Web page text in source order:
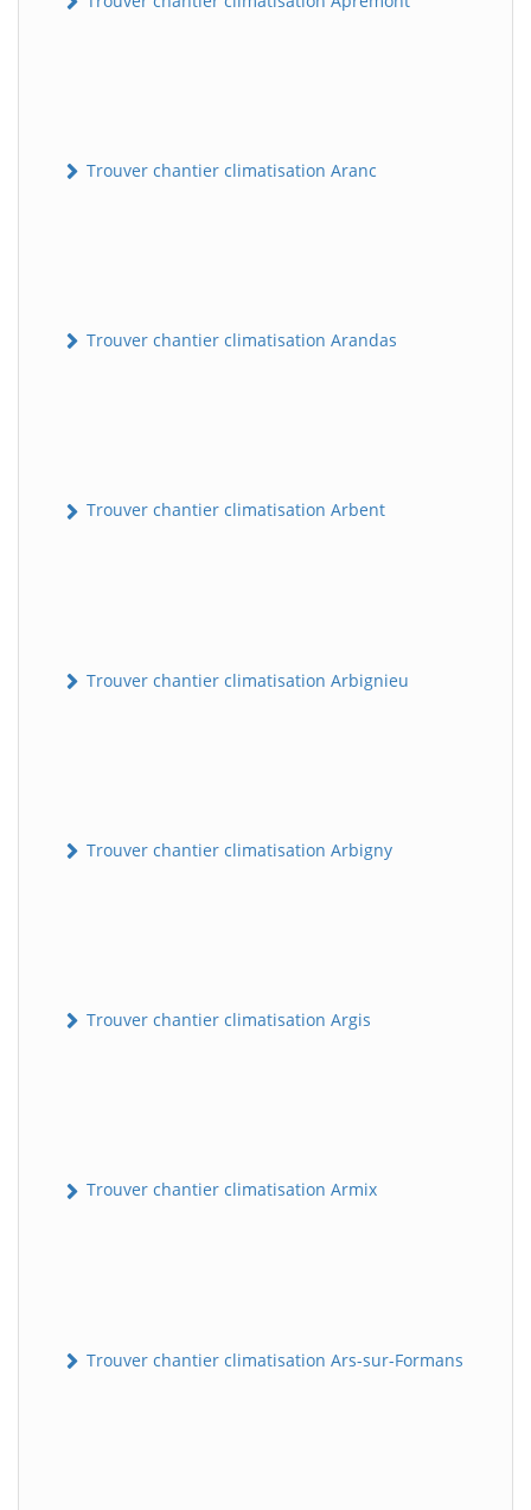
Trouver chantier climatisation Aranc
Trouver chantier climatisation Arandas
Trouver chantier climatisation Arbent
Trouver chantier climatisation Arbignieu
Trouver chantier climatisation Arbigny
Trouver chantier climatisation Argis
Trouver chantier climatisation Armix
Trouver chantier climatisation Ars-sur-Formans